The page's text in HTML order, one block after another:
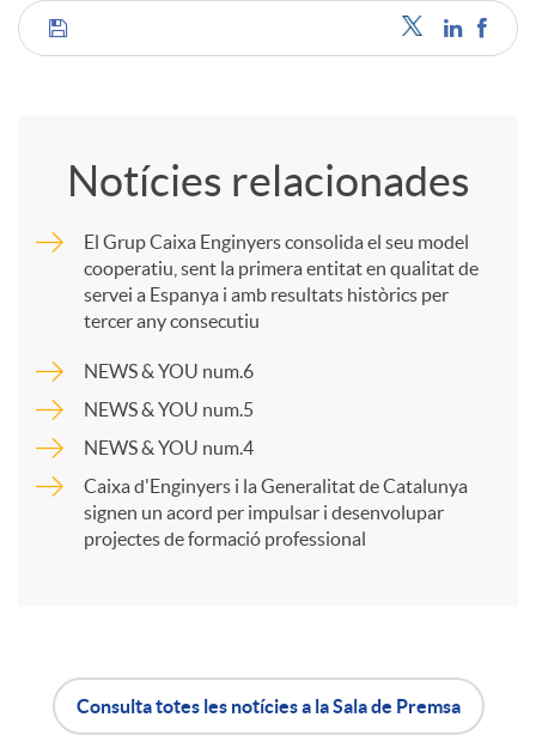
C
a
r
Notícies relacionades
El Grup Caixa Enginyers consolida el seu model
cooperatiu, sent la primera entitat en qualitat de
servei a Espanya i amb resultats històrics per
tercer any consecutiu
NEWS & YOU num.6
NEWS & YOU num.5
NEWS & YOU num.4
Caixa d'Enginyers i la Generalitat de Catalunya
signen un acord per impulsar i desenvolupar
projectes de formació professional
Consulta totes les notícies a la Sala de Premsa